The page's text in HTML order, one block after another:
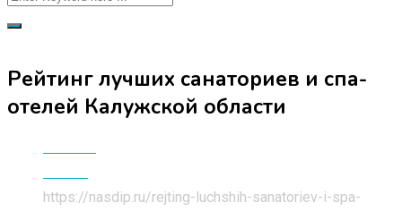
Рейтинг лучших санаториев и спа-
отелей Калужской области
https://nasdip.ru/rejting-luchshih-sanatoriev-i-spa-